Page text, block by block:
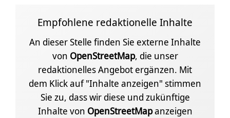
Empfohlene redaktionelle Inhalte
An dieser Stelle finden Sie externe Inhalte
von OpenStreetMap, die unser
redaktionelles Angebot ergänzen. Mit
dem Klick auf "Inhalte anzeigen" stimmen
Sie zu, dass wir diese und zukünftige
Inhalte von OpenStreetMapanzeigen